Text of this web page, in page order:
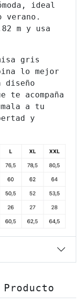
ideal
verano.
m y usa
gris
lo mejor
te acompaña
a tu
y
Producto